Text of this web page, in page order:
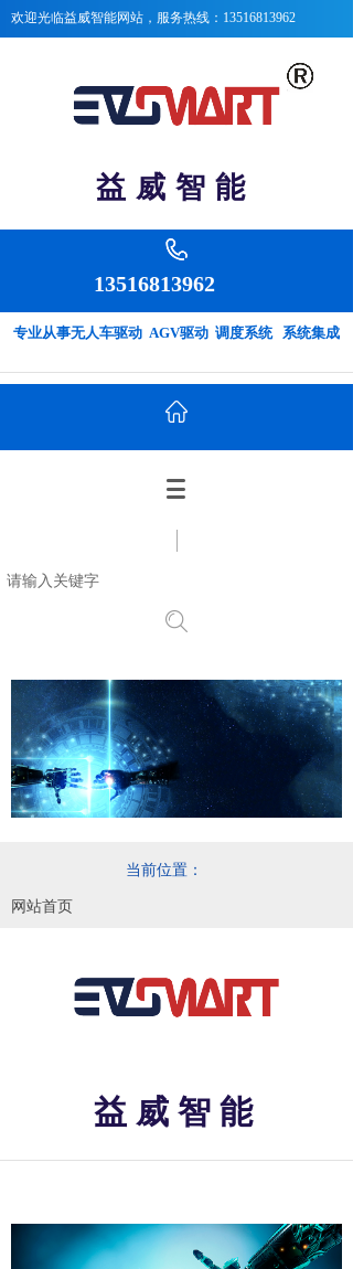
欢迎光临益威智能网站，服务热线：13516813962
专业从事无人车驱动 AGV驱动 调度系统 系统集成
13516813962
益 威 智 能
当前位置：
网站首页
益 威 智 能